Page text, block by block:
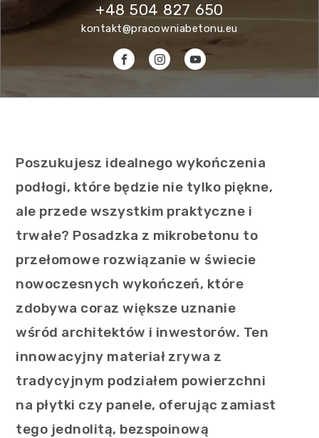
+48 504 827 650
kontakt@pracowniabetonu.eu
Poszukujesz idealnego wykończenia
podłogi, które będzie nie tylko piękne,
ale przede wszystkim praktyczne i
trwałe? Posadzka z mikrobetonu to
przełomowe rozwiązanie w świecie
nowoczesnych wykończeń, które
zdobywa coraz większe uznanie
wśród architektów i inwestorów. Ten
innowacyjny materiał zrywa z
tradycyjnym podziałem powierzchni
na płytki czy panele, oferując zamiast
tego jednolitą, bezspoinową